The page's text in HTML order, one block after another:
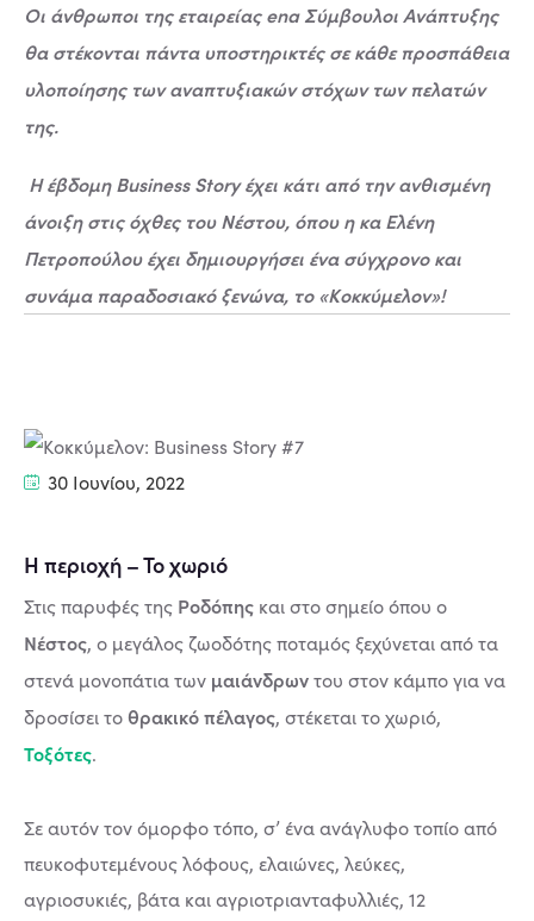
Οι άνθρωποι της εταιρείας ena Σύμβουλοι Ανάπτυξης
θα στέκονται πάντα υποστηρικτές σε κάθε προσπάθεια
υλοποίησης των αναπτυξιακών στόχων των πελατών
της.
Η έβδομη Business Story έχει κάτι από την ανθισμένη
άνοιξη στις όχθες του Νέστου, όπου η κα Ελένη
Πετροπούλου έχει δημιουργήσει ένα σύγχρονο και
συνάμα παραδοσιακό ξενώνα, το «Κοκκύμελον»!
30 Ιουνίου, 2022
Η περιοχή – Το χωριό
Στις παρυφές της Ροδόπης και στο σημείο όπου ο
Νέστος, ο μεγάλος ζωοδότης ποταμός ξεχύνεται από τα
στενά μονοπάτια των μαιάνδρωντου στον κάμπο για να
δροσίσει τοθρακικό πέλαγος, στέκεται το χωριό,
Τοξότες.
Σε αυτόν τον όμορφο τόπο, σ’ ένα ανάγλυφο τοπίο από
πευκοφυτεμένους λόφους, ελαιώνες, λεύκες,
αγριοσυκιές, βάτα και αγριοτριανταφυλλιές, 12